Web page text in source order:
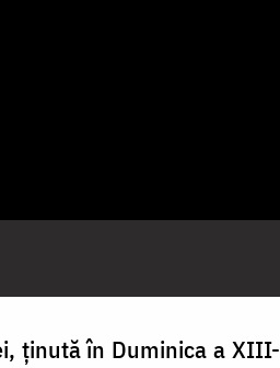
ținută în Duminica a XIII-